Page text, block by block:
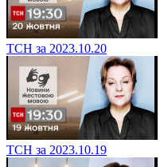
ТСН за 2023.10.20
ТСН за 2023.10.19